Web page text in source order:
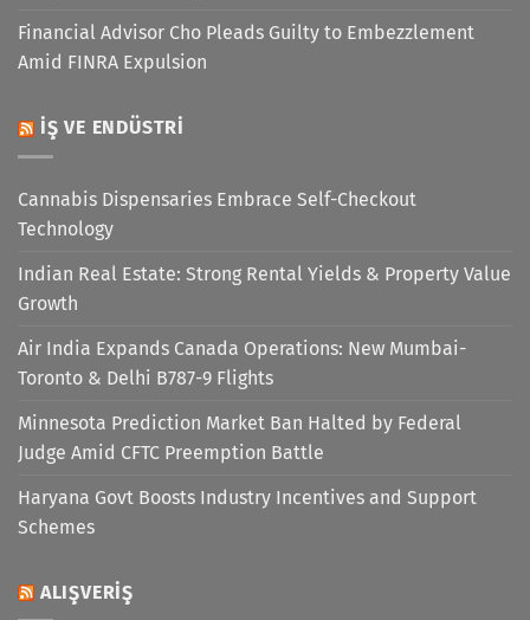
Financial Advisor Cho Pleads Guilty to Embezzlement
Amid FINRA Expulsion
İŞ VE ENDÜSTRI
Cannabis Dispensaries Embrace Self-Checkout
Technology
Indian Real Estate: Strong Rental Yields & Property Value
Growth
Air India Expands Canada Operations: New Mumbai-
Toronto & Delhi B787-9 Flights
Minnesota Prediction Market Ban Halted by Federal
Judge Amid CFTC Preemption Battle
Haryana Govt Boosts Industry Incentives and Support
Schemes
ALIŞVERIŞ